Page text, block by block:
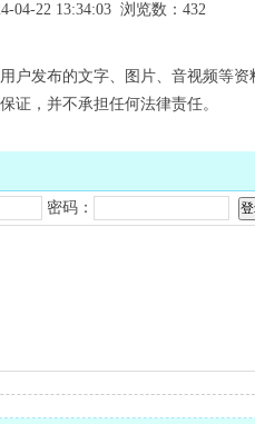
04-22 13:34:03 浏览数：432
户发布的文字、图片、音视频等
证，并不承担任何法律责任。
密码：